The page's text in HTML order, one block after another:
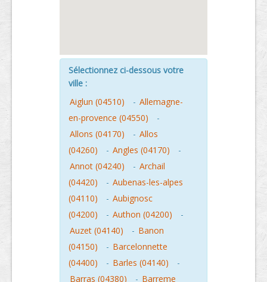
Sélectionnez ci-dessous votre
ville :
Aiglun (04510)
- Allemagne-
en-provence (04550)
-
Allons (04170)
- Allos
(04260)
- Angles (04170)
-
Annot (04240)
- Archail
(04420)
- Aubenas-les-alpes
(04110)
- Aubignosc
(04200)
- Authon (04200)
-
Auzet (04140)
- Banon
(04150)
- Barcelonnette
(04400)
- Barles (04140)
-
Barras (04380)
- Barreme